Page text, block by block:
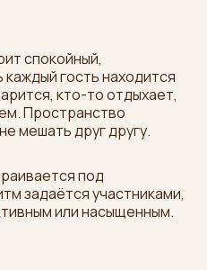
спокойный,
гость находится
кто-то отдыхает,
Пространство
мешать друг другу.
под
задаётся участниками,
или насыщенным.